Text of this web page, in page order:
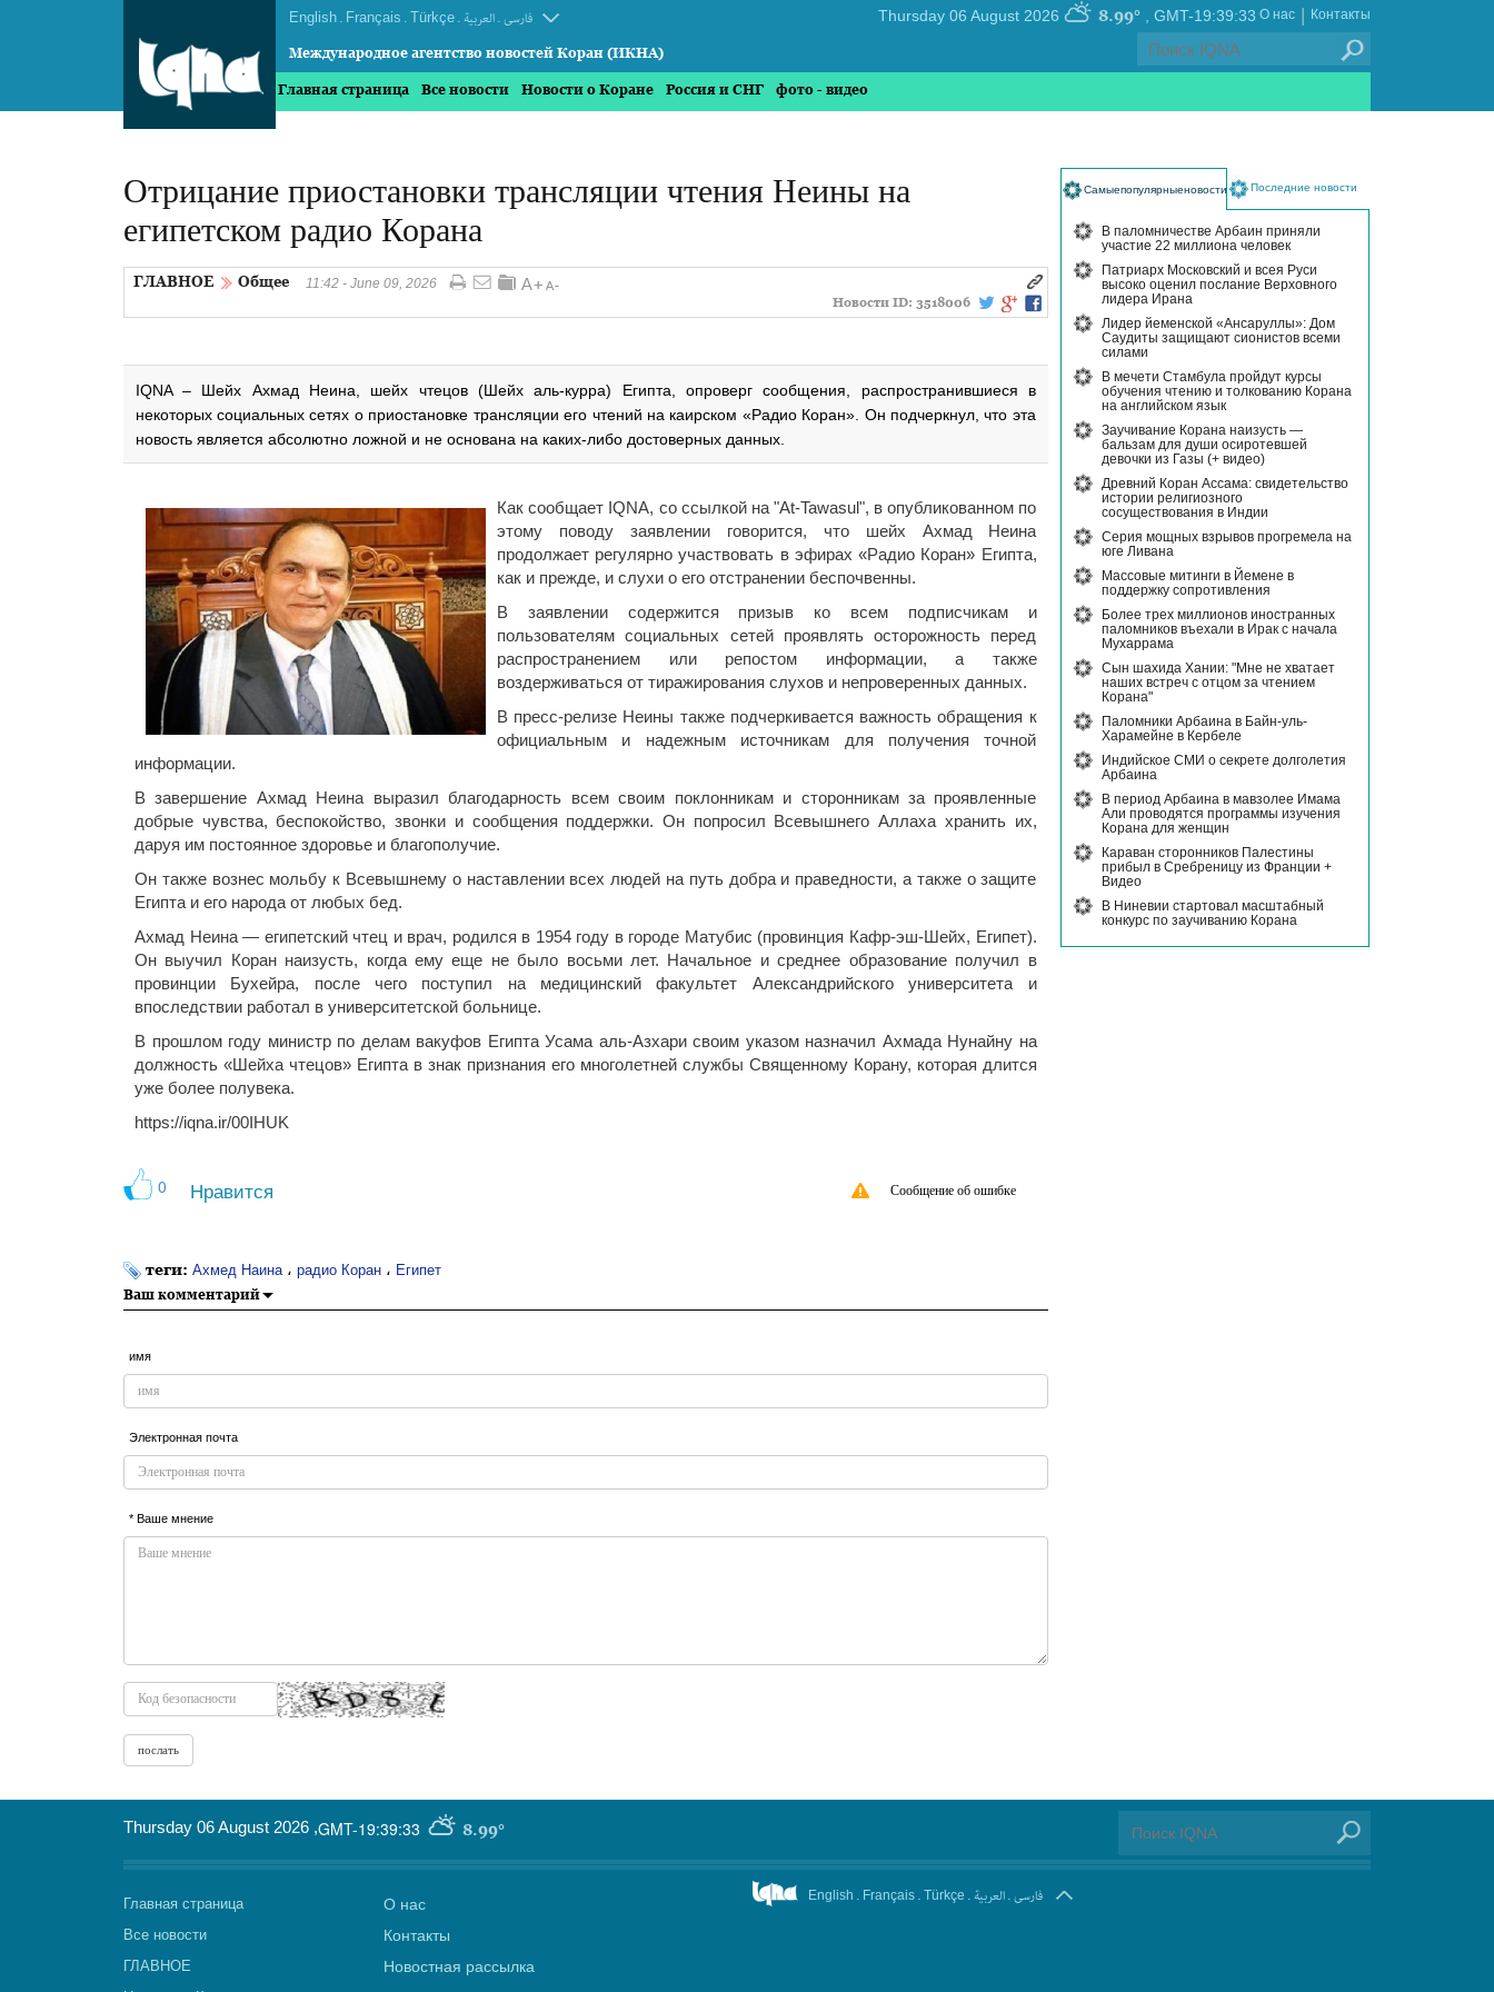
English . Français . Türkçe . العربیة . فارسی
Международное агентство новостей Коран (ИКНА)
GMT-19:39:33
8.99° Контакты
|
О нас
Главная страница Все новости Новости о Коране Россия и СНГ фото - видео
Отрицание приостановки трансляции чтения Неины на
египетском радио Корана
ГЛАВНОЕ Общее
11:42 - June 09, 2026
Новости ID: 3518006
IQNA – Шейх Ахмад Неина, шейх чтецов (Шейх аль-курра) Египта, опроверг сообщения, распространившиеся в
некоторых социальных сетях о приостановке трансляции его чтений на каирском «Радио Коран». Он подчеркнул, что эта
новость является абсолютно ложной и не основана на каких-либо достоверных данных.
Как сообщает IQNA, со ссылкой на "At-Tawasul", в опубликованном по
этому поводу заявлении говорится, что шейх Ахмад Неина
продолжает регулярно участвовать в эфирах «Радио Коран» Египта,
как и прежде, и слухи о его отстранении беспочвенны.
В заявлении содержится призыв ко всем подписчикам и
пользователям социальных сетей проявлять осторожность перед
распространением или репостом информации, а также
воздерживаться от тиражирования слухов и непроверенных данных.
В пресс-релизе Неины также подчеркивается важность обращения к
официальным и надежным источникам для получения точной
информации.
В завершение Ахмад Неина выразил благодарность всем своим поклонникам и сторонникам за проявленные
добрые чувства, беспокойство, звонки и сообщения поддержки. Он попросил Всевышнего Аллаха хранить их,
даруя им постоянное здоровье и благополучие.
Он также вознес мольбу к Всевышнему о наставлении всех людей на путь добра и праведности, а также о защите
Египта и его народа от любых бед.
Ахмад Неина — египетский чтец и врач, родился в 1954 году в городе Матубис (провинция Кафр-эш-Шейх, Египет).
Он выучил Коран наизусть, когда ему еще не было восьми лет. Начальное и среднее образование получил в
провинции Бухейра, после чего поступил на медицинский факультет Александрийского университета и
впоследствии работал в университетской больнице.
В прошлом году министр по делам вакуфов Египта Усама аль-Азхари своим указом назначил Ахмада Нунайну на
должность «Шейха чтецов» Египта в знак признания его многолетней службы Священному Корану, которая длится
уже более полувека.
https://iqna.ir/00IHUK
0 Нравится Сообщение об ошибке
теги: Ахмед Наина ، радио Коран ، Египет
Ваш комментарий
имя
Электронная почта
* Ваше мнение
Самыепопулярныеновости Последние новости
В паломничестве Арбаин приняли
участие 22 миллиона человек
Патриарх Московский и всея Руси
высоко оценил послание Верховного
лидера Ирана
Лидер йеменской «Ансаруллы»: Дом
Саудиты защищают сионистов всеми
силами
В мечети Стамбула пройдут курсы
обучения чтению и толкованию Корана
на английском язык
Заучивание Корана наизусть —
бальзам для души осиротевшей
девочки из Газы (+ видео)
Древний Коран Ассама: свидетельство
истории религиозного
сосуществования в Индии
Серия мощных взрывов прогремела на
юге Ливана
Массовые митинги в Йемене в
поддержку сопротивления
Более трех миллионов иностранных
паломников въехали в Ирак с начала
Мухаррама
Сын шахида Хании: "Мне не хватает
наших встреч с отцом за чтением
Корана"
Паломники Арбаина в Байн-уль-
Харамейне в Кербеле
Индийское СМИ о секрете долголетия
Арбаина
В период Арбаина в мавзолее Имама
Али проводятся программы изучения
Корана для женщин
Караван сторонников Палестины
прибыл в Сребреницу из Франции +
Видео
В Ниневии стартовал масштабный
конкурс по заучиванию Корана
GMT-19:39:33 8.99°
Thursday 06 August 2026 ,
Главная страница
Все новости
ГЛАВНОЕ
О нас
Контакты
Новостная рассылка
English . Français . Türkçe . العربیة . فارسی